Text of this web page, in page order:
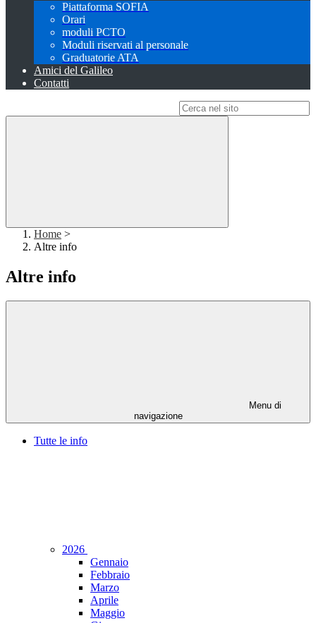
Piattaforma SOFIA
Orari
moduli PCTO
Moduli riservati al personale
Graduatorie ATA
Amici del Galileo
Contatti
Home >
Altre info
Altre info
Menu di
navigazione
Tutte le info
2026
Gennaio
Febbraio
Marzo
Aprile
Maggio